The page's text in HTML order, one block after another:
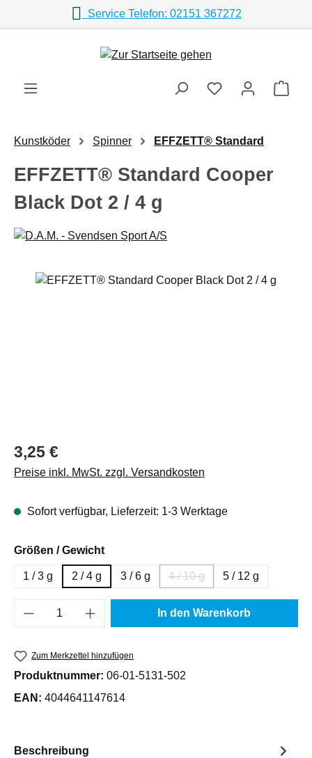
Zum Hauptinhalt springenService Telefon: 02151 367272
Kunstköder Spinner EFFZETT® Standard
EFFZETT® Standard Cooper
Black Dot 2 / 4 g
Bildergalerie überspringen
Regulärer Preis:
3,25 €
Preise inkl. MwSt. zzgl. Versandkosten
Sofort verfügbar, Lieferzeit: 1-3 Werktage
Größen / Gewichtauswählen
1 / 3 g 2 / 4 g 3 / 6 g 4 / 10 g
(Diese Option ist zurzeit
5 / 12 g
Produkt Anzahl: Gib den gewünschten
In den Warenkorb
Zum Merkzettel hinzufügen
Produktnummer: 06-01-5131-502
EAN: 4044641147614
Beschreibung